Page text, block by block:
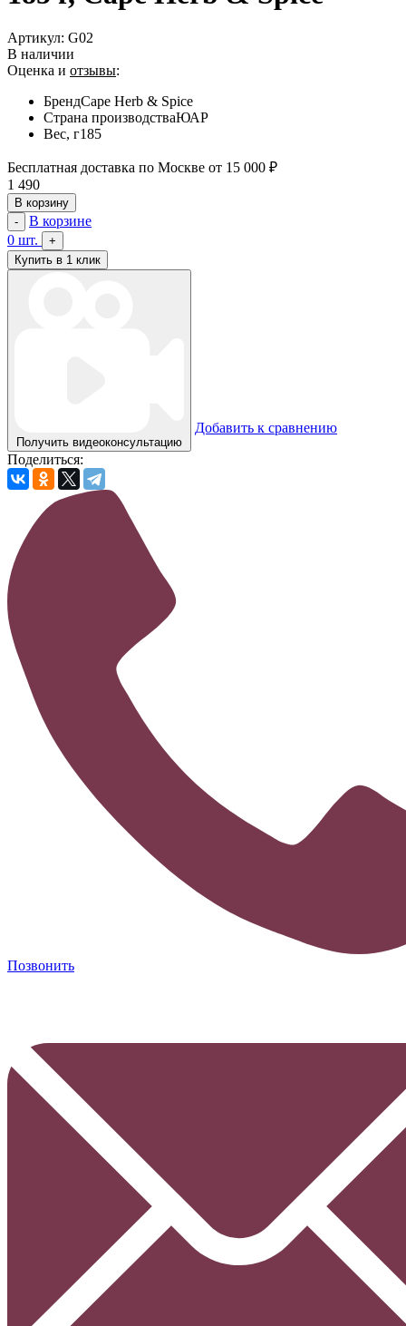
Артикул: G02
В наличии
Оценка и отзывы:
БрендCape Herb & Spice
Страна производстваЮАР
Вес, г185
Бесплатная доставка по Москве от 15 000 ₽
1 490
В корзину
-
В корзине
0 шт.
+
Купить в 1 клик
Получить видеоконсультацию
Добавить к сравнению
Поделиться:
Позвонить